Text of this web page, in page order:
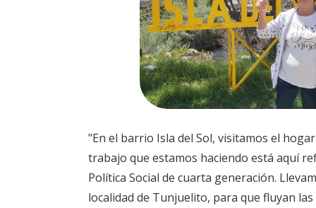
"En el barrio Isla del Sol, visitamos el
trabajo que estamos haciendo está aquí
Política Social de cuarta generación.
localidad de Tunjuelito, para que fluyan